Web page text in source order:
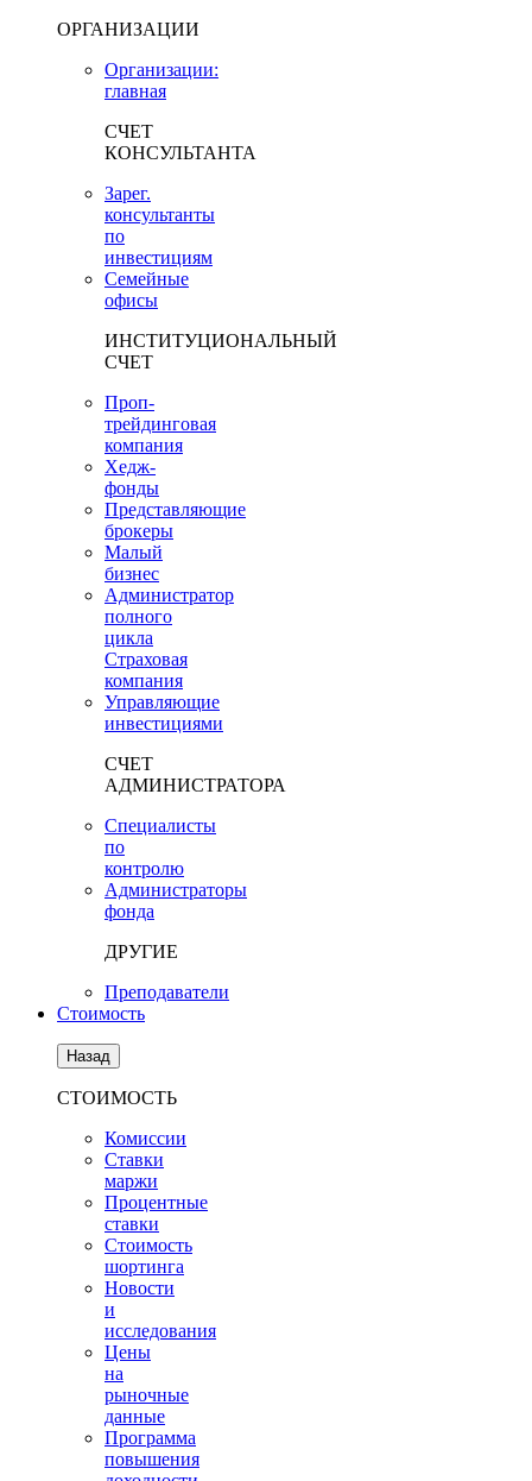
ОРГАНИЗАЦИИ
Организации:
главная
СЧЕТ
КОНСУЛЬТАНТА
Зарег.
консультанты
по
инвестициям
Семейные
офисы
ИНСТИТУЦИОНАЛЬНЫЙ
СЧЕТ
Проп-
трейдинговая
компания
Хедж-
фонды
Представляющие
брокеры
Малый
бизнес
Администратор
полного
цикла
Страховая
компания
Управляющие
инвестициями
СЧЕТ
АДМИНИСТРАТОРА
Специалисты
по
контролю
Администраторы
фонда
ДРУГИЕ
Преподаватели
Стоимость
Назад
СТОИМОСТЬ
Комиссии
Ставки
маржи
Процентные
ставки
Стоимость
шортинга
Новости
и
исследования
Цены
на
рыночные
данные
Программа
повышения